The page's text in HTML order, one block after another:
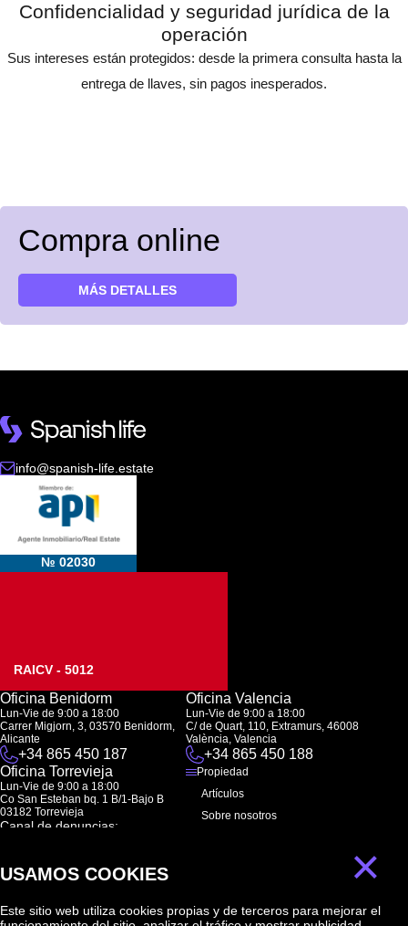
Confidencialidad y seguridad jurídica de la
operación
Sus intereses están protegidos: desde la primera consulta hasta la
entrega de llaves, sin pagos inesperados.
Compra online
MÁS DETALLES
info@spanish-life.estate
№ 02030
RAICV - 5012
Oficina Benidorm
Lun-Vie de 9:00 a 18:00
Carrer Migjorn, 3, 03570 Benidorm,
Alicante
+34 865 450 187
Oficina Valencia
Lun-Vie de 9:00 a 18:00
C/ de Quart, 110, Extramurs, 46008
València, Valencia
+34 865 450 188
Oficina Torrevieja
Lun-Vie de 9:00 a 18:00
Co San Esteban bq. 1 B/1-Bajo B
03182 Torrevieja
Canal de denuncias:
Propiedad
Artículos
Sobre nosotros
Suscripción ×
USAMOS COOKIES
Este sitio web utiliza cookies propias y de terceros para mejorar el